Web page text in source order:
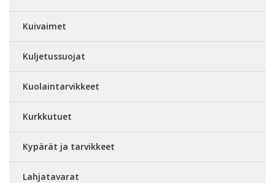
Kuivaimet
Kuljetussuojat
Kuolaintarvikkeet
Kurkkutuet
Kypärät ja tarvikkeet
Lahjatavarat